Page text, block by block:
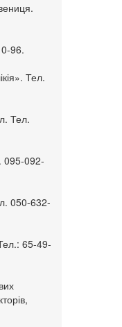
96.
Тел.
Тел.
095-092-
050-632-
65-49-